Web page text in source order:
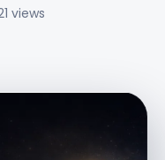
views